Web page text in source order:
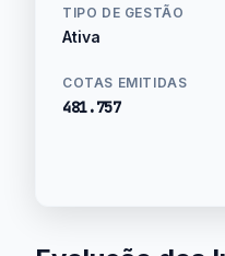
TIPO DE GESTÃO
Ativa
COTAS EMITIDAS
481.757